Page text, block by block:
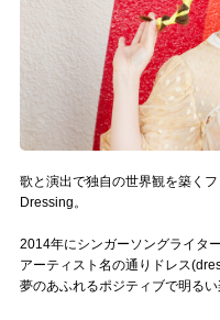
muevoコミュニティ
ぶいクラ！by muevo
ぶいコミュ！by muevo
ぶいマガ！ by muevo
Follow us
歌と演出で独自の世界観を築く
Dressing。
2014年にシンガーソングライタ
アーティスト名の通りドレス
夢のあふれるポジティブで明る